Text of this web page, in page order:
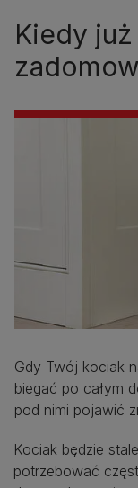
Kiedy
Gdy Twój kociak
biegać po całym
pod nimi pojawić
Kociak będzie
potrzebować